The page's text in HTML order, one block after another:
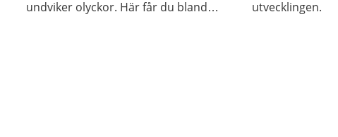
undviker olyckor. Här får du bland
utvecklingen.